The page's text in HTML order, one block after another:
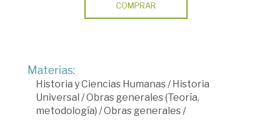
COMPRAR
Materias:
Historia y Ciencias Humanas/ Historia
Universal /Obras generales (Teoría,
metodología) /Obras generales/